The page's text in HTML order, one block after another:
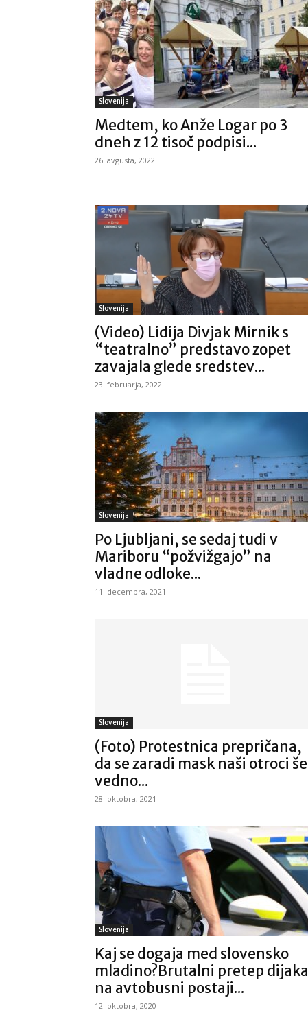
Slovenija
Medtem, ko Anže Logar po 3
dneh z 12 tisoč podpisi...
26. avgusta, 2022
Slovenija
(Video) Lidija Divjak Mirnik s
“teatralno” predstavo zopet
zavajala glede sredstev...
23. februarja, 2022
Slovenija
Po Ljubljani, se sedaj tudi v
Mariboru “požvižgajo” na
vladne odloke...
11. decembra, 2021
Slovenija
(Foto) Protestnica prepričana,
da se zaradi mask naši otroci še
vedno...
28. oktobra, 2021
Slovenija
Kaj se dogaja med slovensko
mladino?Brutalni pretep dijaka
na avtobusni postaji...
12. oktobra, 2020